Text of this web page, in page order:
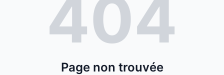
404
Page non trouvée